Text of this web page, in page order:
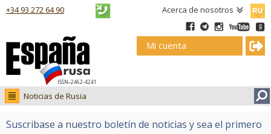
Acerca de nosotros
ISSN–2462-4241
+34 93 272 64 90
Mi cuenta
Noticias de Rusia
Noticias de Rusia
Fotos
Suscribase a nuestro boletín de noticias y sea el primero